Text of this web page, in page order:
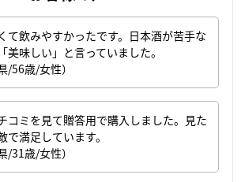
て飲みやすかったです。日本酒が苦手な
美味しい」と言っていました。
/56歳/女性）
コミを見て贈答用で購入しました。見た
で満足しています。
/31歳/女性）